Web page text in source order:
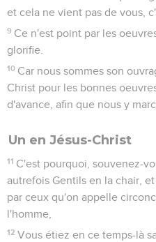
et cela ne vient pas de vous,
9 Ce n'est point par les
glorifie.
10 Car nous sommes son
Christ pour les bonnes
d'avance, afin que nous y
Un en Jésus-Christ
11 C'est pourquoi, souvenez-
autrefois Gentils en la chair,
par ceux qu'on appelle
l'homme,
12 Vous étiez en ce temps-là